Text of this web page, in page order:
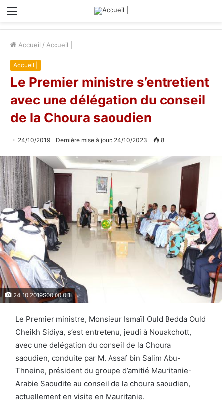
Menu
Accueil / Accueil |
Accueil |
Le Premier ministre s’entretient
avec une délégation du conseil
de la Choura saoudien
24/10/2019 Dernière mise à jour: 24/10/2023 8
24 10 2019S00 00 0 1
Le Premier ministre, Monsieur Ismaïl Ould Bedda Ould
Cheikh Sidiya, s’est entretenu, jeudi à Nouakchott,
avec une délégation du conseil de la Choura
saoudien, conduite par M. Assaf bin Salim Abu-
Thneine, président du groupe d’amitié Mauritanie-
Arabie Saoudite au conseil de la choura saoudien,
actuellement en visite en Mauritanie.